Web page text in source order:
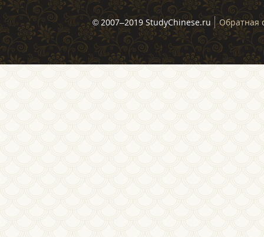
© 2007–2019 StudyChinese.ru Обратная